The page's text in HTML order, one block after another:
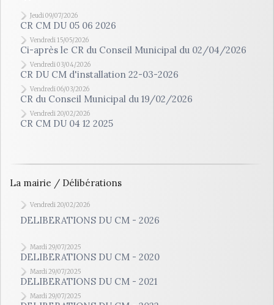
Jeudi 09/07/2026
CR CM DU 05 06 2026
Vendredi 15/05/2026
Ci-après le CR du Conseil Municipal du 02/04/2026
Vendredi 03/04/2026
CR DU CM d'installation 22-03-2026
Vendredi 06/03/2026
CR du Conseil Municipal du 19/02/2026
Vendredi 20/02/2026
CR CM DU 04 12 2025
La mairie / Délibérations
Vendredi 20/02/2026
DELIBERATIONS DU CM - 2026
Mardi 29/07/2025
DELIBERATIONS DU CM - 2020
Mardi 29/07/2025
DELIBERATIONS DU CM - 2021
Mardi 29/07/2025